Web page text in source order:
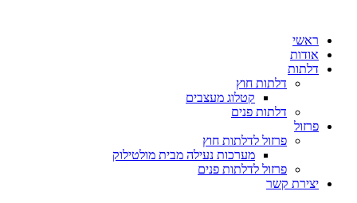
ראשי
אודות
דלתות
דלתות חוץ
קטלוג מעצבים
דלתות פנים
פרזול
פרזול לדלתות חוץ
מערכות נעילה מבית מולטילוק
פרזול לדלתות פנים
יצירת קשר